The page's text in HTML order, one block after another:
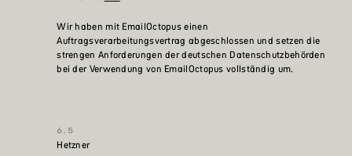
Wir haben mit EmailOctopus einen
Auftragsverarbeitungsvertrag abgeschlossen und setzen die
strengen Anforderungen der deutschen Datenschutzbehörden
bei der Verwendung von EmailOctopus vollständig um.
Hetzner